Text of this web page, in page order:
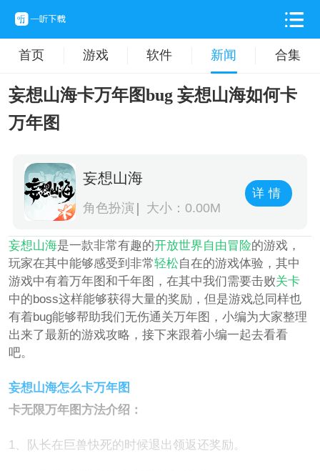
首页 游戏 软件 新闻 合集
妄想山海卡万年图bug 妄想山海如何卡
万年图
妄想山海
角色扮演 大小：0.00M
详情
妄想山海是一款非常有趣的开放世界自由冒险的游戏，
玩家在其中能够感受到非常轻松自在的游戏体验，其中
游戏中有着万年图和千年图，在其中我们需要击败关卡
中的boss这样能够获得大量的奖励，但是游戏总同样也
有着bug能够帮助我们无伤通关万年图，小编为大家整理
出来了最新的游戏攻略，接下来跟着小编一起去看看
吧。
妄想山海怎么卡万年图
卡无限万年图方法介绍：
1、队长在巨兽快死的时候退出领返还奖励。